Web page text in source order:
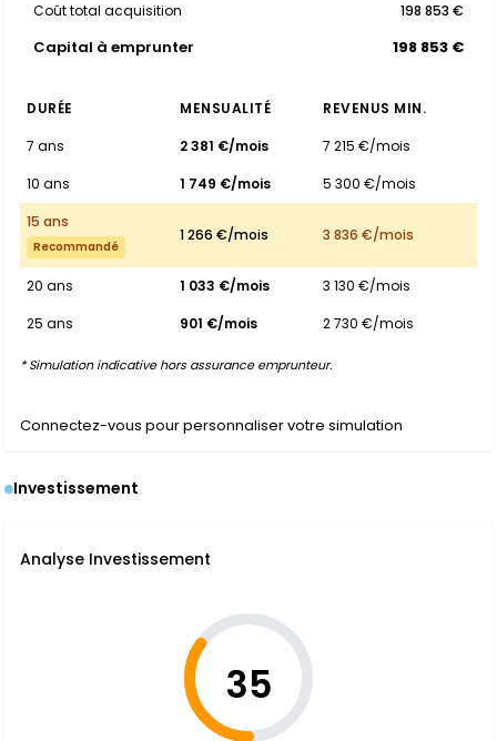
Coût total acquisition 198 853 €
Capital à emprunter 198 853 €
DURÉE MENSUALITÉ
REVENUS MIN.
7 ans
2 381 €/mois
7 215 €/mois
10 ans
1 749 €/mois
5 300 €/mois
15 ans
Recommandé
1 266 €/mois 3 836 €/mois
20 ans 1 033 €/mois
3 130 €/mois
25 ans
901 €/mois 2 730 €/mois
* Simulation indicative hors assurance emprunteur.
Connectez-vous pour personnaliser votre simulation
Investissement
Analyse Investissement
35